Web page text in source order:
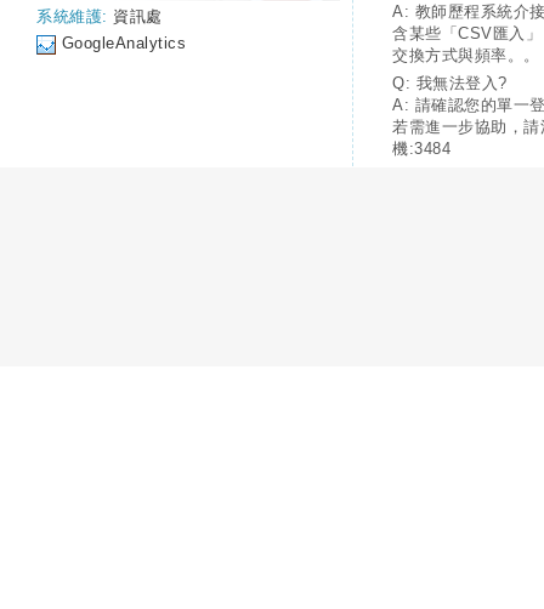
系統維護: 資訊處
GoogleAnalytics
A: 教師歷程系統介
含某些「CSV匯入
交換方式與頻率。。
Q: 我無法登入?
A: 請確認您的單一
若需進一步協助，
機:3484